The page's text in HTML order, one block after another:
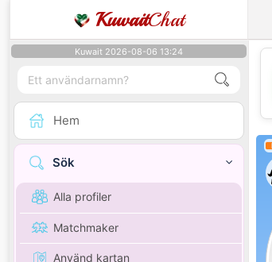
KuwaitChat
Kuwait 2026-08-06 13:24
Hem
Sök
Alla profiler
Matchmaker
Använd kartan